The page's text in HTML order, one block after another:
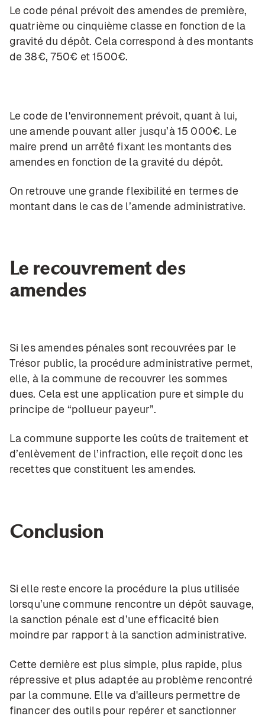
Le code pénal prévoit des amendes de première,
quatrième ou cinquième classe en fonction de la
gravité du dépôt. Cela correspond à des montants
de 38€, 750€ et 1500€.
Le code de l'environnement prévoit, quant à lui,
une amende pouvant aller jusqu’à 15 000€. Le
maire prend un arrêté fixant les montants des
amendes en fonction de la gravité du dépôt.
On retrouve une grande flexibilité en termes de
montant dans le cas de l’amende administrative.
Le recouvrement des
amendes
Si les amendes pénales sont recouvrées par le
Trésor public, la procédure administrative permet,
elle, à la commune de recouvrer les sommes
dues. Cela est une application pure et simple du
principe de “pollueur payeur”.
La commune supporte les coûts de traitement et
d’enlèvement de l’infraction, elle reçoit donc les
recettes que constituent les amendes.
Conclusion
Si elle reste encore la procédure la plus utilisée
lorsqu’une commune rencontre un dépôt sauvage,
la sanction pénale est d’une efficacité bien
moindre par rapport à la sanction administrative.
Cette dernière est plus simple, plus rapide, plus
répressive et plus adaptée au problème rencontré
par la commune. Elle va d'ailleurs permettre de
financer des outilspour repérer et sanctionner